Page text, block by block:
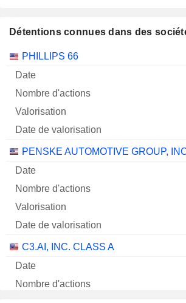
Détentions connues dans des
Nombre
PHILLIPS 66
PENSKE AUTOMOTIVE GROUP,
C3.AI, INC. CLASS A